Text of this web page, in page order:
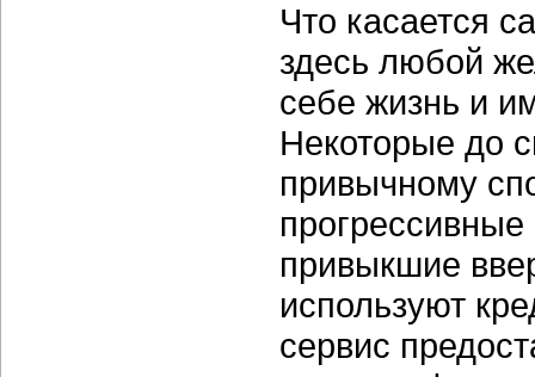
Что касается
здесь любой
себе жизнь и
Некоторые до
привычному
привыкшие
используют
сервис